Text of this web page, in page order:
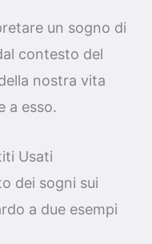
un sogno di
contesto del
nostra vita
a esso.
Usati
dei sogni sui
a due esempi